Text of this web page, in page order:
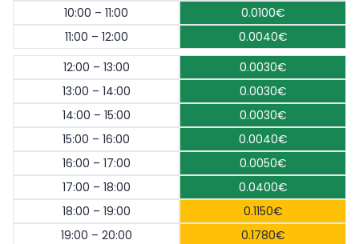
10:00 – 11:00
0.0100€
11:00 – 12:00
0.0040€
12:00 – 13:00
0.0030€
13:00 – 14:00
0.0030€
14:00 – 15:00
0.0030€
15:00 – 16:00
0.0040€
16:00 – 17:00
0.0050€
17:00 – 18:00
0.0400€
18:00 – 19:00
0.1150€
19:00 – 20:00
0.1780€